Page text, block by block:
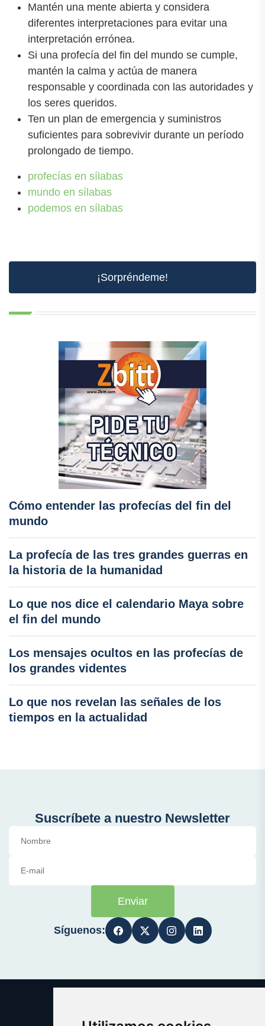
Mantén una mente abierta y considera
diferentes interpretaciones para evitar una
interpretación errónea.
Si una profecía del fin del mundo se cumple,
mantén la calma y actúa de manera
responsable y coordinada con las autoridades y
los seres queridos.
Ten un plan de emergencia y suministros
suficientes para sobrevivir durante un período
prolongado de tiempo.
profecías en sílabas
mundo en sílabas
podemos en sílabas
¡Sorpréndeme!
Cómo entender las profecías del fin del
mundo
La profecía de las tres grandes guerras en
la historia de la humanidad
Lo que nos dice el calendario Maya sobre
el fin del mundo
Los mensajes ocultos en las profecías de
los grandes videntes
Lo que nos revelan las señales de los
tiempos en la actualidad
Suscríbete a nuestro Newsletter
Enviar
Síguenos: